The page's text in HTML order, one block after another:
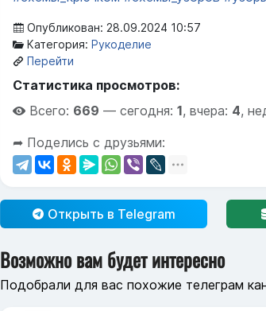
Опубликован: 28.09.2024 10:57
Категория: Рукоделие
Перейти
Статистика просмотров:
Всего: 669 — сегодня: 1, вчера: 4,
➦ Поделись с друзьями:
Открыть в Telegram
Возможно вам будет интересно
Подобрали для вас похожие телеграм